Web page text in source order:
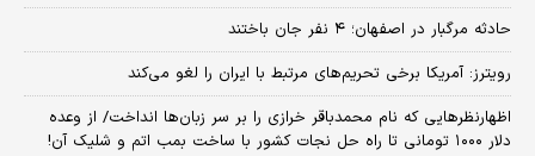
حادثه مرگبار در اصفهان؛ ۴ نفر جان باختند
رویترز: آمریکا برخی تحریم‌های مرتبط با ایران را لغو می‌کند
اظهارنظرهایی که نام محمدباقر خرازی را بر سر زبان‌ها انداخت/ از وعده
دلار ۱۰۰۰ تومانی تا راه حل نجات کشور با ساخت بمب اتم و شلیک آن!